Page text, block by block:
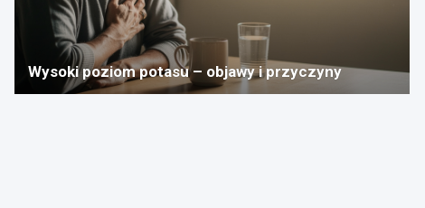
Wysoki poziom potasu – objawy i przyczyny